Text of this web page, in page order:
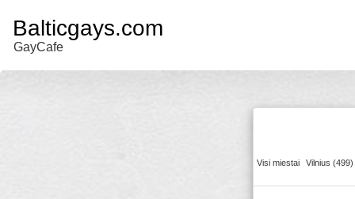
Balticgays.com
GayCafe
Visi miestai Vilnius (499)